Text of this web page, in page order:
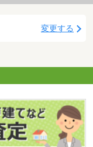
変更する